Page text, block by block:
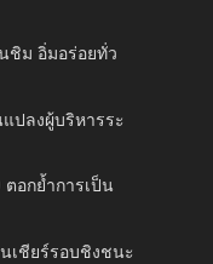
ชิม อิ่มอร่อยทั่ว
ปลงผู้บริหารระ
ตอกย้ำการเป็น
เชียร์รอบชิงชนะ